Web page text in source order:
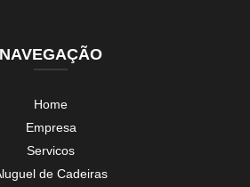
NAVEGAÇÃO
Home
Empresa
Servicos
de Cadeiras